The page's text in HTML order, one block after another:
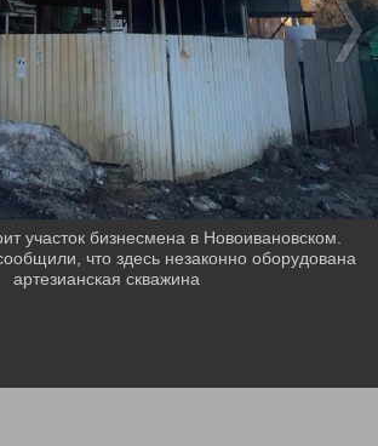
участок бизнесмена в Новоивановском.
что здесь незаконно оборудована
артезианская скважина